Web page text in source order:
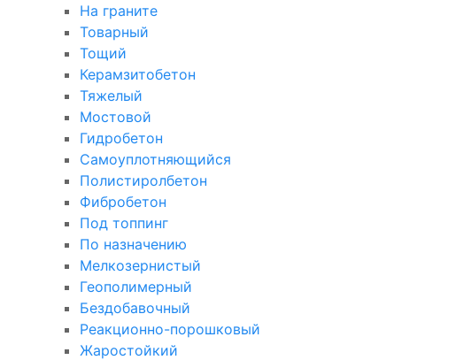
На граните
Товарный
Тощий
Керамзитобетон
Тяжелый
Мостовой
Гидробетон
Самоуплотняющийся
Полистиролбетон
Фибробетон
Под топпинг
По назначению
Мелкозернистый
Геополимерный
Бездобавочный
Реакционно-порошковый
Жаростойкий